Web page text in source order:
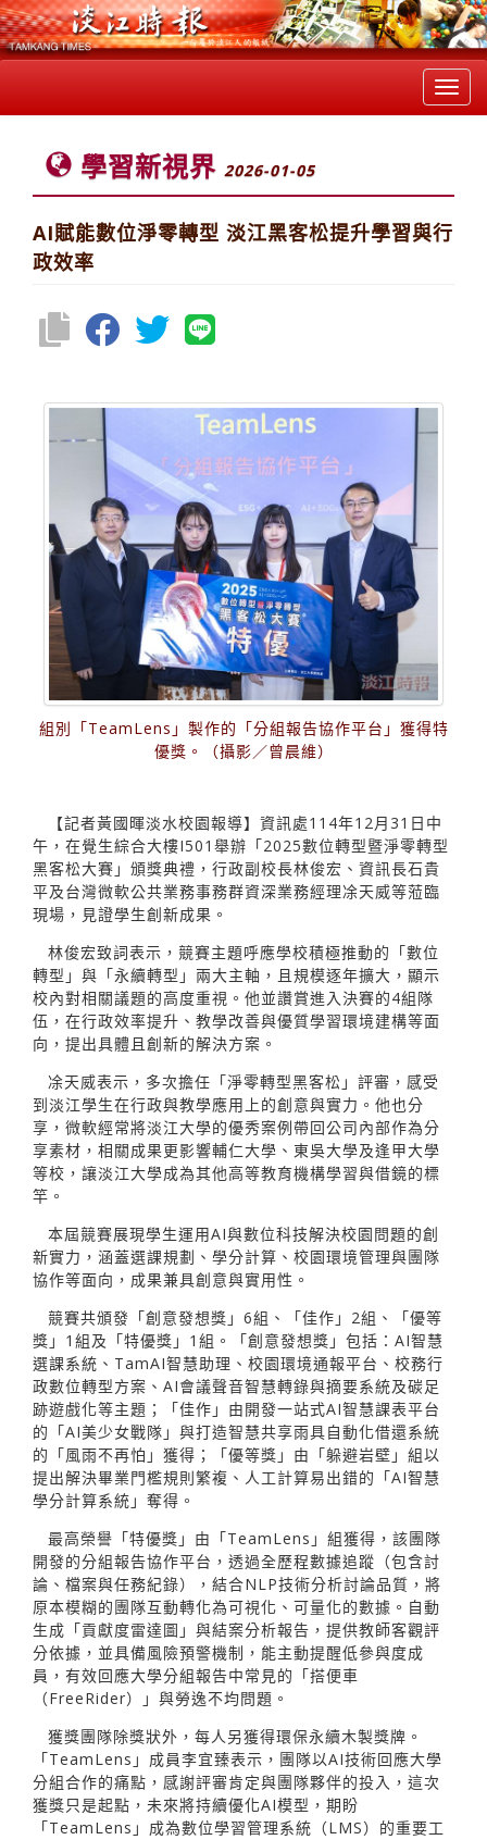
學習新視界 2026-01-05
AI賦能數位淨零轉型 淡江黑客松提升學習與行
政效率
組別「TeamLens」製作的「分組報告協作平台」獲得特
優獎。（攝影／曾晨維）
【記者黃國暉淡水校園報導】資訊處114年12月31日中
午，在覺生綜合大樓I501舉辦「2025數位轉型暨淨零轉型
黑客松大賽」頒獎典禮，行政副校長林俊宏、資訊長石貴
平及台灣微軟公共業務事務群資深業務經理凃天威等蒞臨
現場，見證學生創新成果。
林俊宏致詞表示，競賽主題呼應學校積極推動的「數位
轉型」與「永續轉型」兩大主軸，且規模逐年擴大，顯示
校內對相關議題的高度重視。他並讚賞進入決賽的4組隊
伍，在行政效率提升、教學改善與優質學習環境建構等面
向，提出具體且創新的解決方案。
凃天威表示，多次擔任「淨零轉型黑客松」評審，感受
到淡江學生在行政與教學應用上的創意與實力。他也分
享，微軟經常將淡江大學的優秀案例帶回公司內部作為分
享素材，相關成果更影響輔仁大學、東吳大學及逢甲大學
等校，讓淡江大學成為其他高等教育機構學習與借鏡的標
竿。
本屆競賽展現學生運用AI與數位科技解決校園問題的創
新實力，涵蓋選課規劃、學分計算、校園環境管理與團隊
協作等面向，成果兼具創意與實用性。
競賽共頒發「創意發想獎」6組、「佳作」2組、「優等
獎」1組及「特優獎」1組。「創意發想獎」包括：AI智慧
選課系統、TamAI智慧助理、校園環境通報平台、校務行
政數位轉型方案、AI會議聲音智慧轉錄與摘要系統及碳足
跡遊戲化等主題；「佳作」由開發一站式AI智慧課表平台
的「AI美少女戰隊」與打造智慧共享雨具自動化借還系統
的「風雨不再怕」獲得；「優等獎」由「躲避岩壁」組以
提出解決畢業門檻規則繁複、人工計算易出錯的「AI智慧
學分計算系統」奪得。
最高榮譽「特優獎」由「TeamLens」組獲得，該團隊
開發的分組報告協作平台，透過全歷程數據追蹤（包含討
論、檔案與任務紀錄），結合NLP技術分析討論品質，將
原本模糊的團隊互動轉化為可視化、可量化的數據。自動
生成「貢獻度雷達圖」與結案分析報告，提供教師客觀評
分依據，並具備風險預警機制，能主動提醒低參與度成
員，有效回應大學分組報告中常見的「搭便車
（FreeRider）」與勞逸不均問題。
獲獎團隊除獎狀外，每人另獲得環保永續木製獎牌。
「TeamLens」成員李宜臻表示，團隊以AI技術回應大學
分組合作的痛點，感謝評審肯定與團隊夥伴的投入，這次
獲獎只是起點，未來將持續優化AI模型，期盼
「TeamLens」成為數位學習管理系統（LMS）的重要工